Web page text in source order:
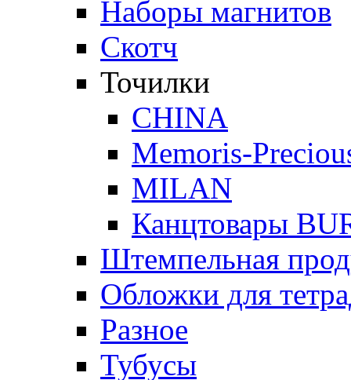
Наборы магнитов
Скотч
Точилки
CHINA
Memoris-
MILAN
Канцтовары
Штемпельная
Обложки для
Разное
Тубусы